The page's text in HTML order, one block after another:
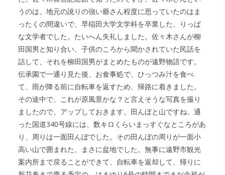
うのは、地元の訛りの強い爺さん程度に思っていたのはま
ったくの間違いで、早稲田大学文学科を卒業した、りっぱ
な文学者でした。たいへん失礼しました。佐々木さんが柳
田国男と知り合い、子供のころから聞かされていた民話を
話して、それを柳田国男がまとめたものが遠野物語です。
伝承園で一通り見た後、お食事処で、ひっつみ汁を食べ
て、雨が降る前に自転車を返すため、帰路に着きました。
その途中で、これが原風景かな？と言えそうな写真を撮り
ましたので、アップしておきます。田んぼと山ですね。通
った国道340号線には、数キロくらいまっすぐなところがあ
り、周りは一面田んぼでした。その田んぼの周りが一面小
高い山で囲まれた、まさに盆地でした。無事に遠野市観光
案内所まで戻ることができて、自転車を返却して、帰りに